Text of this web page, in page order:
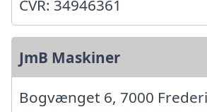
CVR: 34946361
JmB Maskiner
Bogvænget 6, 7000